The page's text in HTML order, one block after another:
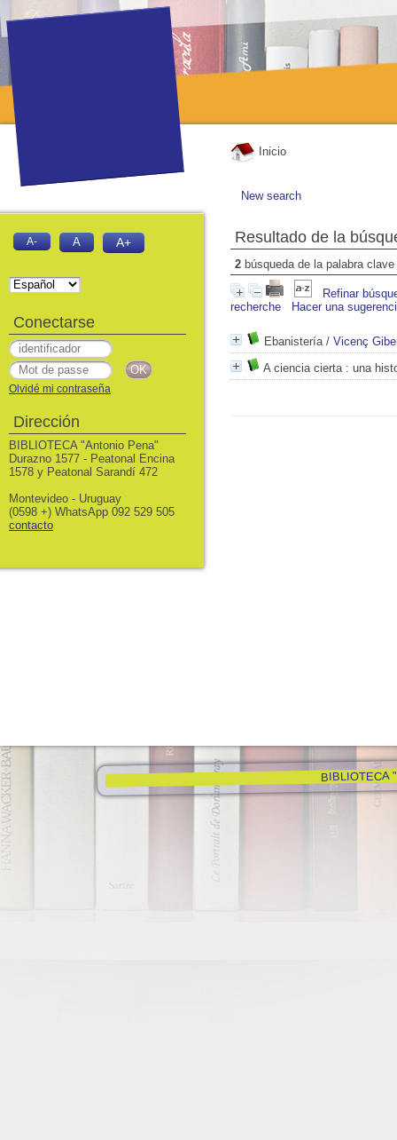
Inicio
New search
Resultado de la
2 búsqueda de la palabra clave
Refinar
recherche
Hacer una
Ebanistería/ Vicenç
A ciencia cierta: una
BIBLIOTECA
A- A A+
Conectarse
Olvidé mi contraseña
Dirección
BIBLIOTECA "Antonio Pena"
Durazno 1577 - Peatonal Encina
1578 y Peatonal Sarandí 472
Montevideo - Uruguay
(0598 +) WhatsApp 092 529 505
contacto